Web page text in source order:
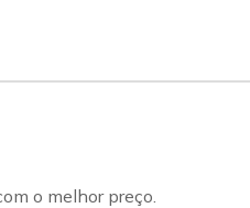
o melhor preço.